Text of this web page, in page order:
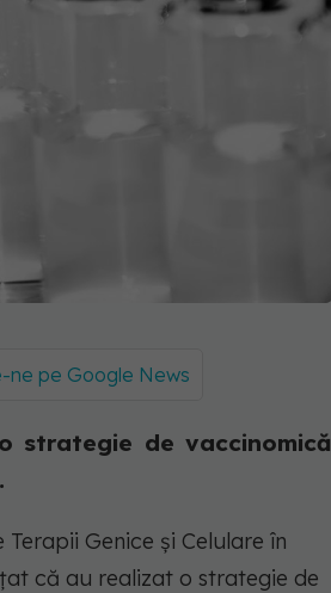
ne pe Google News
strategie de vaccinomică
Genice şi Celulare în
că au realizat o strategie de